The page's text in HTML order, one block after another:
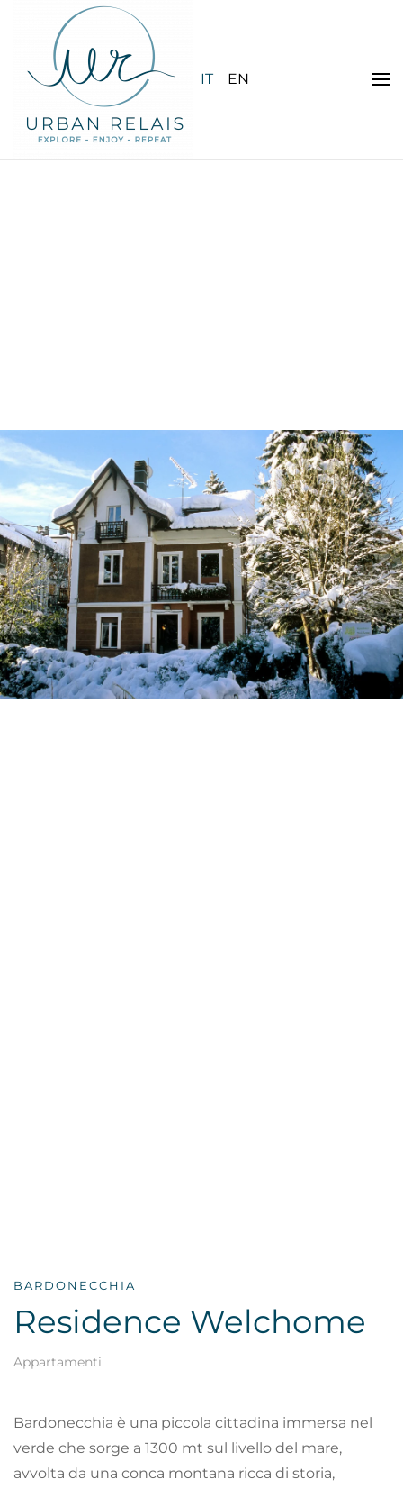
Skip to main content
IT
EN
BARDONECCHIA
Residence Welchome
Appartamenti
Bardonecchia è una piccola cittadina immersa nel
verde che sorge a 1300 mt sul livello del mare,
avvolta da una conca montana ricca di storia,